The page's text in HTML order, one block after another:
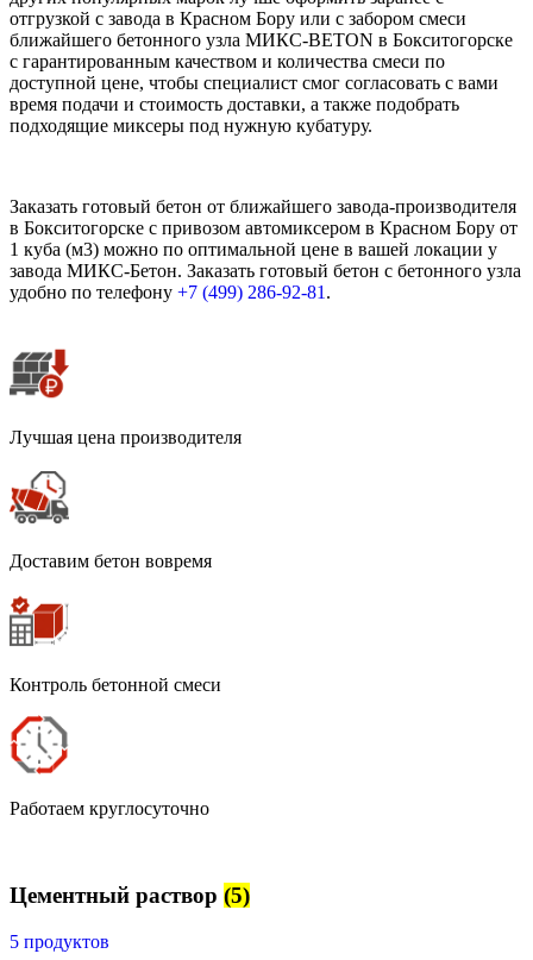
отгрузкой с завода в Красном Бору или с забором смеси
ближайшего бетонного узла МИКС-BETON в Бокситогорске
с гарантированным качеством и количества смеси по
доступной цене, чтобы специалист смог согласовать с вами
время подачи и стоимость доставки, а также подобрать
подходящие миксеры под нужную кубатуру.
Заказать готовый бетон от ближайшего завода-производителя
в Бокситогорске с привозом автомиксером в Красном Бору от
1 куба (м3) можно по оптимальной цене в вашей локации у
завода МИКС-Бетон. Заказать готовый бетон с бетонного узла
удобно по телефону +7 (499) 286-92-81 .
Лучшая цена производителя
Доставим бетон вовремя
Контроль бетонной смеси
Работаем круглосуточно
Цементный раствор (5)
5 продуктов